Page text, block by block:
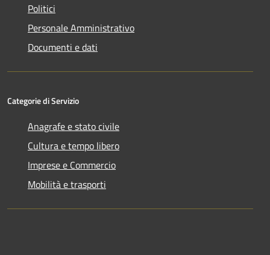
Politici
Personale Amministrativo
Documenti e dati
Categorie di Servizio
Anagrafe e stato civile
Cultura e tempo libero
Imprese e Commercio
Mobilità e trasporti